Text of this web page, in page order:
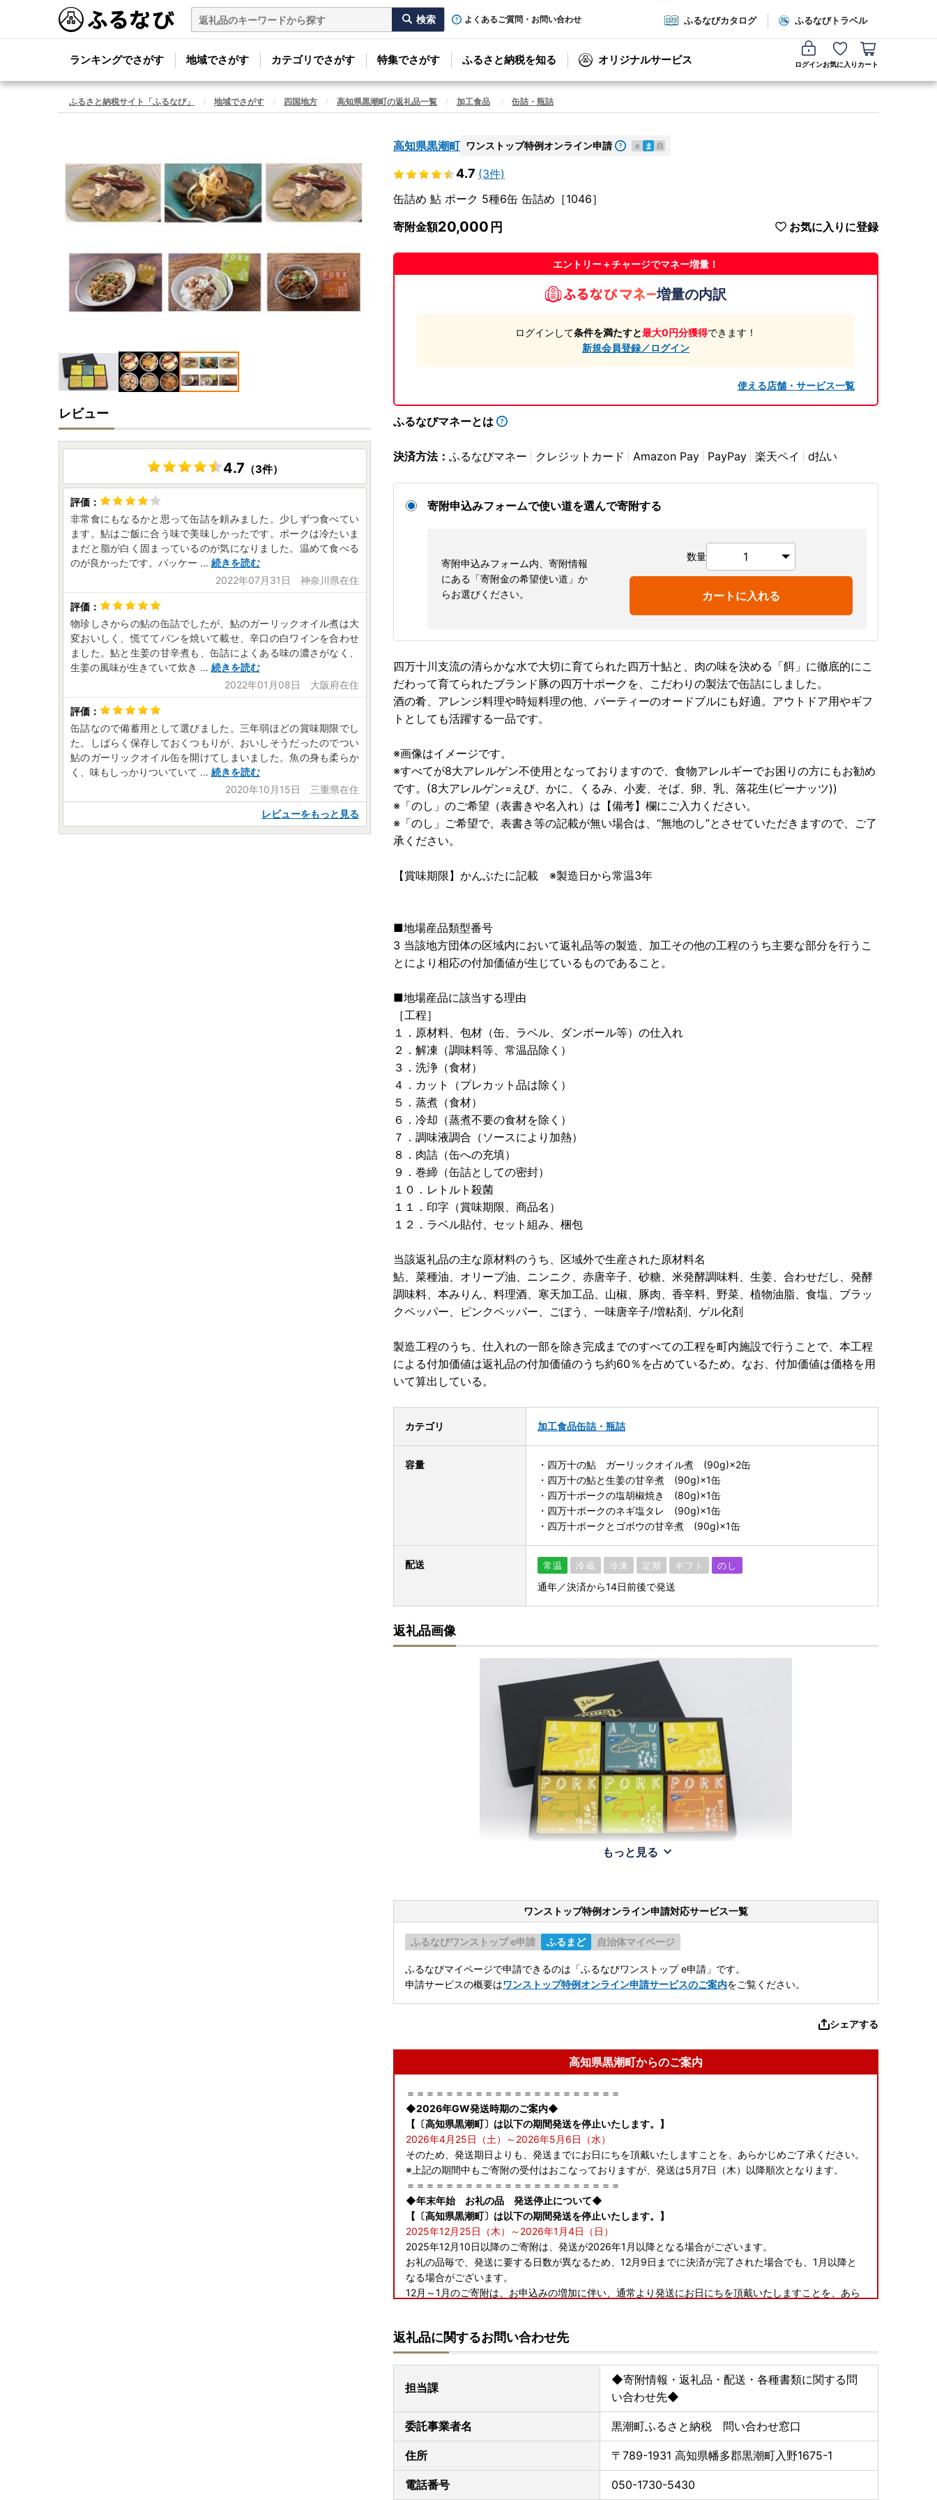
よくあるご質問・お問い合わせ ふるなびカタログ ふるなびトラベル
ランキングでさがす 地域でさがす カテゴリでさがす 特集でさがす ふるさと納税を知る オリジナルサービス ログインお気に入り カート
ふるさと納税サイト「ふるなび」 地域でさがす 四国地方 高知県黒潮町の返礼品一覧 加工食品 缶詰・瓶詰
高知県黒潮町 ワンストップ特例オンライン申請 e ま 自
4.7 (3件)
缶詰め 鮎 ポーク 5種6缶 缶詰め［1046］
寄附金額20,000 お気に入りに登録
エントリー＋チャージでマネー増量！
増量の内訳
ログインして条件を満たすと最大0円分獲得できます！
新規会員登録／ログイン
使える店舗・サービス一覧
ふるなびマネーとは
決済方法： ふるなびマネー クレジットカード Amazon Pay PayPay 楽天ペイ d払い
寄附申込みフォームで使い道を選んで寄附する
寄附申込みフォーム内、寄附情報
にある「寄附金の希望使い道」か
らお選びください。
数量
カートに入れる
四万十川支流の清らかな水で大切に育てられた四万十鮎と、肉の味を決める「餌」に徹底的にこ
だわって育てられたブランド豚の四万十ポークを、こだわりの製法で缶詰にしました。
酒の肴、アレンジ料理や時短料理の他、パーティーのオードブルにも好適。アウトドア用やギフ
トとしても活躍する一品です。
※画像はイメージです。
※すべてが8大アレルゲン不使用となっておりますので、食物アレルギーでお困りの方にもお勧め
です。(8大アレルゲン=えび、かに、くるみ、小麦、そば、卵、乳、落花生(ピーナッツ))
※「のし」のご希望（表書きや名入れ）は【備考】欄にご入力ください。
※「のし」ご希望で、表書き等の記載が無い場合は、“無地のし”とさせていただきますので、ご了
承ください。
【賞味期限】かんぶたに記載 ※製造日から常温3年
■地場産品類型番号
3 当該地方団体の区域内において返礼品等の製造、加工その他の工程のうち主要な部分を行うこ
とにより相応の付加価値が生じているものであること。
■地場産品に該当する理由
［工程］
１．原材料、包材（缶、ラベル、ダンボール等）の仕入れ
２．解凍（調味料等、常温品除く）
３．洗浄（食材）
４．カット（プレカット品は除く）
５．蒸煮（食材）
６．冷却（蒸煮不要の食材を除く）
７．調味液調合（ソースにより加熱）
８．肉詰（缶への充填）
９．巻締（缶詰としての密封）
１０．レトルト殺菌
１１．印字（賞味期限、商品名）
１２．ラベル貼付、セット組み、梱包
当該返礼品の主な原材料のうち、区域外で生産された原材料名
鮎、菜種油、オリーブ油、ニンニク、赤唐辛子、砂糖、米発酵調味料、生姜、合わせだし、発酵
調味料、本みりん、料理酒、寒天加工品、山椒、豚肉、香辛料、野菜、植物油脂、食塩、ブラッ
クペッパー、ピンクペッパー、ごぼう、一味唐辛子/増粘剤、ゲル化剤
製造工程のうち、仕入れの一部を除き完成までのすべての工程を町内施設で行うことで、本工程
による付加価値は返礼品の付加価値のうち約60％を占めているため。なお、付加価値は価格を用
いて算出している。
カテゴリ 加工食品缶詰・瓶詰
容量
・四万十の鮎 ガーリックオイル煮 (90g)×2缶
・四万十の鮎と生姜の甘辛煮 (90g)×1缶
・四万十ポークの塩胡椒焼き (80g)×1缶
・四万十ポークのネギ塩タレ (90g)×1缶
・四万十ポークとゴボウの甘辛煮 (90g)×1缶
配送 常温 冷蔵 冷凍 定期 ギフト のし
通年／決済から14日前後で発送
返礼品画像
もっと見る
ワンストップ特例オンライン申請対応サービス一覧
ふるなびワンストップ e申請 ふるまど 自治体マイページ
ふるなびマイページで申請できるのは「ふるなびワンストップ e申請」です。
申請サービスの概要はワンストップ特例オンライン申請サービスのご案内をご覧ください。
シェアする
高知県黒潮町からのご案内
＝＝＝＝＝＝＝＝＝＝＝＝＝＝＝＝＝＝＝＝＝＝
◆2026年GW発送時期のご案内◆
【〔高知県黒潮町〕は以下の期間発送を停止いたします。】
2026年4月25日（土）～2026年5月6日（水）
そのため、発送期日よりも、発送までにお日にちを頂戴いたしますことを、あらかじめご了承ください。
※上記の期間中もご寄附の受付はおこなっておりますが、発送は5月7日（木）以降順次となります。
＝＝＝＝＝＝＝＝＝＝＝＝＝＝＝＝＝＝＝＝＝＝
◆年末年始 お礼の品 発送停止について◆
【〔高知県黒潮町〕は以下の期間発送を停止いたします。】
2025年12月25日（木）～2026年1月4日（日）
2025年12月10日以降のご寄附は、発送が2026年1月以降となる場合がございます。
お礼の品毎で、発送に要する日数が異なるため、12月9日までに決済が完了された場合でも、1月以降と
なる場合がございます。
12月～1月のご寄附は、お申込みの増加に伴い、通常より発送にお日にちを頂戴いたしますことを、あら
◆年末年始 ワンストップ特例申請書類送付について◆
ワンストップ特例申請および変更届
【申請期限 ご寄附の翌年1月10日】
書面申請の場合【【1月10日必着】】となりますのでご注意ください。
※土日祝日にかかわらず、1月10日必着となります。
でご注意ください。
≪ご注意ください≫ 12月25日～12月31日のご寄附
返礼品に関するお問い合わせ先
担当課
◆寄附情報・返礼品・配送・各種書類に関する問
い合わせ先◆
委託事業者名 黒潮町ふるさと納税 問い合わせ窓口
住所 〒789-1931 高知県幡多郡黒潮町入野1675-1
電話番号 050-1730-5430
レビュー
4.7 （3件）
非常食にもなるかと思って缶詰を頼みました。少しずつ食べてい
ます。鮎はご飯に合う味で美味しかったです。ポークは冷たいま
まだと脂が白く固まっているのが気になりました。温めて食べる
のが良かったです。パッケー ... 続きを読む
2022年07月31日 神奈川県在住
物珍しさからの鮎の缶詰でしたが、鮎のガーリックオイル煮は大
変おいしく、慌ててパンを焼いて載せ、辛口の白ワインを合わせ
ました。鮎と生姜の甘辛煮も、缶詰によくある味の濃さがなく、
生姜の風味が生きていて炊き ... 続きを読む
2022年01月08日 大阪府在住
缶詰なので備蓄用として選びました。三年弱ほどの賞味期限でし
た。しばらく保存しておくつもりが、おいしそうだったのでつい
鮎のガーリックオイル缶を開けてしまいました。魚の身も柔らか
く、味もしっかりついていて ... 続きを読む
2020年10月15日 三重県在住
レビューをもっと見る